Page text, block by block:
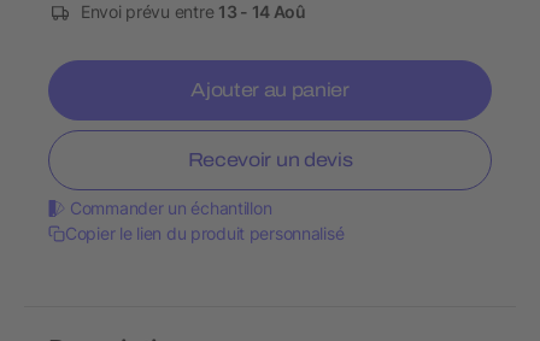
Envoi prévu entre 13 - 14 Aoû
Ajouter au panier
Recevoir un devis
Commander un échantillon
Copier le lien du produit personnalisé